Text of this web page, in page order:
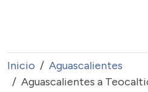
Inicio
Aguascalientes
Aguascalientes a